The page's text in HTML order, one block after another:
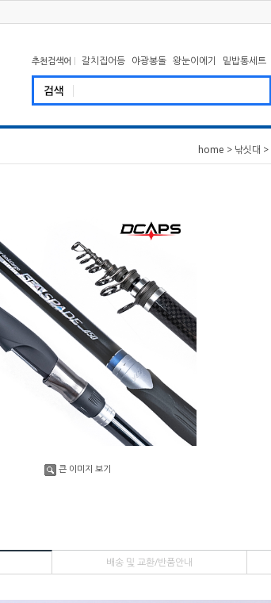
추천검색어 갈치집어등 야광봉돌 왕눈이에기 밑밥통세트
home > 낚싯대 >
큰 이미지 보기
배송 및 교환/반품안내